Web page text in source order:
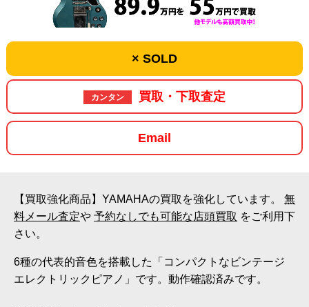
× SOLD
カンタン 買取・下取査定
Email
【買取強化商品】YAMAHAの買取を強化しています。 無
料メール査定や 予約なしでも可能な店頭買取 をご利用下
さい。
6種の代表的音色を搭載した「コンパクトなビンテージ
エレクトリックピアノ」です。動作確認済みです。